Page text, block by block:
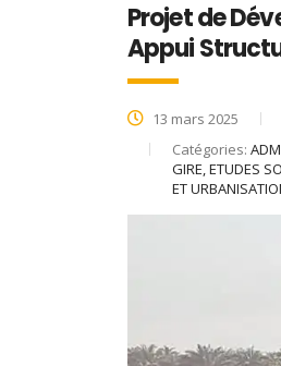
Projet de
Appui
13 mars 2025
Catégories:
GIRE, ETUDES
ET